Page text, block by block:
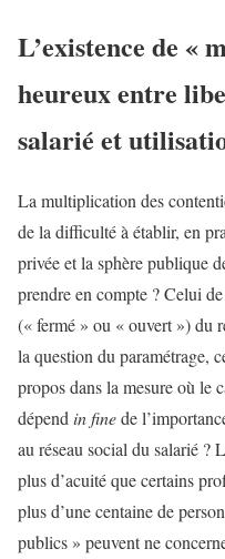
L’existence de «
heureux entre
salarié et
La multiplication des
de la difficulté à établir, en
privée et la sphère publique
prendre en compte ? Celui
(« fermé » ou « ouvert ») du
la question du paramétrage,
propos dans la mesure où le
dépend in finede
au réseau social du salarié ?
plus d’acuité que certains
plus d’une centaine de
publics » peuvent ne